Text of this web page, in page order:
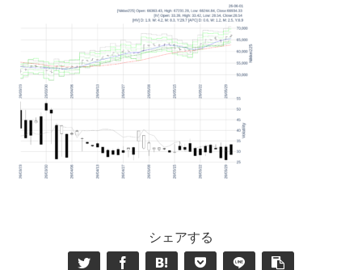
シェアする